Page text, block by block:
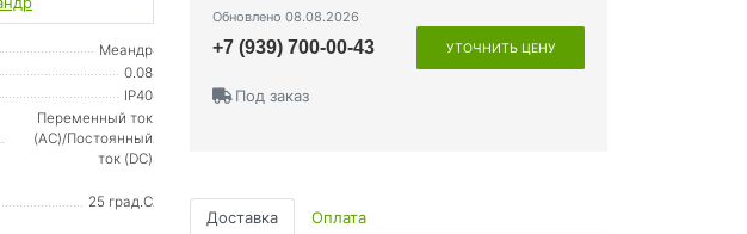
Меандр
0.08
IP40
Переменный ток
(AC)/Постоянный
ток (DC)
25 град.C
Обновлено 08.08.2026
+7 (939) 700-00-43 УТОЧНИТЬ ЦЕНУ
Под заказ
Доставка Оплата